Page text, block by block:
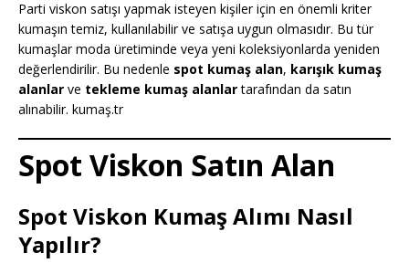
Parti viskon satışı yapmak isteyen kişiler için en önemli kriter
kumaşın temiz, kullanılabilir ve satışa uygun olmasıdır. Bu tür
kumaşlar moda üretiminde veya yeni koleksiyonlarda yeniden
değerlendirilir. Bu nedenle spot kumaş alan, karışık kumaş
alanlar ve tekleme kumaş alanlartarafından da satın
alınabilir. kumaş.tr
Spot Viskon Satın Alan
Spot Viskon Kumaş Alımı Nasıl
Yapılır?